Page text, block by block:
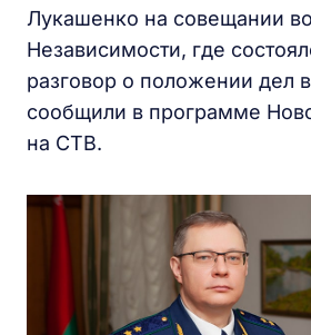
Лукашенко на совещании
Независимости, где
разговор о положении дел
сообщили в программе
на СТВ.